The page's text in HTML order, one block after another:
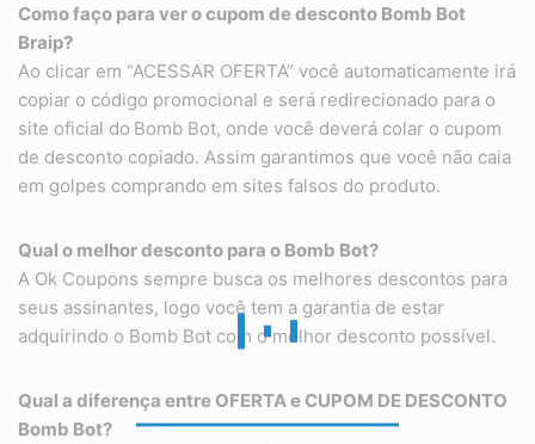
Como faço para ver o cupom de desconto Bomb Bot
Braip?
Ao clicar em “ACESSAR OFERTA” você automaticamente irá
copiar o código promocional e será redirecionado para o
site oficial do Bomb Bot, onde você deverá colar o cupom
de desconto copiado. Assim garantimos que você não caia
em golpes comprando em sites falsos do produto.
Qual o melhor desconto para o Bomb Bot?
A Ok Coupons sempre busca os melhores descontos para
seus assinantes, logo você tem a garantia de estar
adquirindo o Bomb Bot com o melhor desconto possível.
Qual a diferença entre OFERTA e CUPOM DE DESCONTO
Bomb Bot?